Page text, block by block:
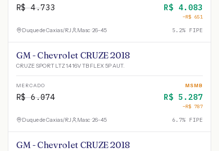
R$4.733 R$ 4.083
−R$ 651
Duque de Caxias/RJ Masc · 26-45 5.2% FIPE
GM - Chevrolet CRUZE 2018
CRUZE SPORT LTZ 1.4 16V TB FLEX 5P AUT.
MERCADO
R$6.074
MSMB
R$ 5.287
−R$ 787
Duque de Caxias/RJ Masc · 26-45 6.7% FIPE
GM - Chevrolet CRUZE 2018